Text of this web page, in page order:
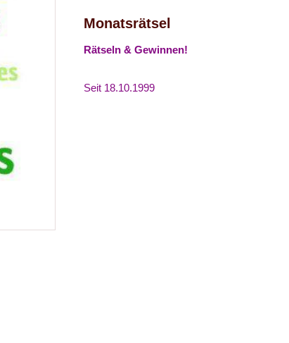
Monatsrätsel
Rätseln & Gewinnen!
Seit 18.10.1999